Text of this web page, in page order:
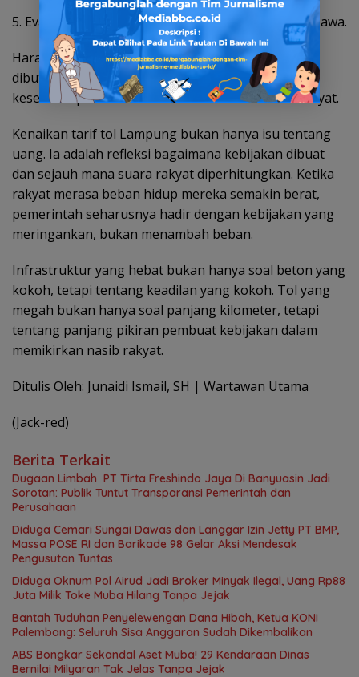
5. Evaluasi kesenjangan tarif antara Lampung dan Jawa.
Harapan itu bukan mustahil diwujudkan. Yang
dibutuhkan hanyalah keberpihakan, empati, dan
kesediaan pemerintah untuk membaca realitas rakyat.
Kenaikan tarif tol Lampung bukan hanya isu tentang
uang. Ia adalah refleksi bagaimana kebijakan dibuat
dan sejauh mana suara rakyat diperhitungkan. Ketika
rakyat merasa beban hidup mereka semakin berat,
pemerintah seharusnya hadir dengan kebijakan yang
meringankan, bukan menambah beban.
Infrastruktur yang hebat bukan hanya soal beton yang
kokoh, tetapi tentang keadilan yang kokoh. Tol yang
megah bukan hanya soal panjang kilometer, tetapi
tentang panjang pikiran pembuat kebijakan dalam
memikirkan nasib rakyat.
Ditulis Oleh: Junaidi Ismail, SH | Wartawan Utama
(Jack-red)
Berita Terkait
Dugaan Limbah PT Tirta Freshindo Jaya Di Banyuasin Jadi
Sorotan: Publik Tuntut Transparansi Pemerintah dan
Perusahaan
Diduga Cemari Sungai Dawas dan Langgar Izin Jetty PT BMP,
Massa POSE RI dan Barikade 98 Gelar Aksi Mendesak
Pengusutan Tuntas
Diduga Oknum Pol Airud Jadi Broker Minyak Ilegal, Uang Rp88
Juta Milik Toke Muba Hilang Tanpa Jejak
Bantah Tuduhan Penyelewengan Dana Hibah, Ketua KONI
Palembang: Seluruh Sisa Anggaran Sudah Dikembalikan
ABS Bongkar Sekandal Aset Muba! 29 Kendaraan Dinas
Bernilai Milyaran Tak Jelas Tanpa Jejak